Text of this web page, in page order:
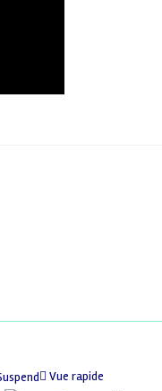
Vue rapide